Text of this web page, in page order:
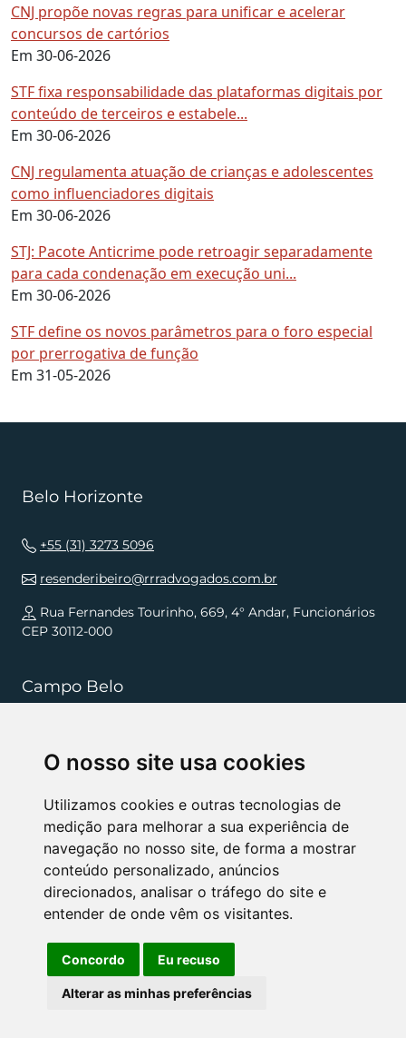
O nosso site usa cookies
Utilizamos cookies e outras tecnologias de
medição para melhorar a sua experiência de
navegação no nosso site, de forma a mostrar
conteúdo personalizado, anúncios
direcionados, analisar o tráfego do site e
entender de onde vêm os visitantes.
Concordo Eu recuso
Alterar as minhas preferências
CNJ propõe novas regras para unificar e acelerar
concursos de cartórios
Em 30-06-2026
STF fixa responsabilidade das plataformas digitais por
conteúdo de terceiros e estabele...
Em 30-06-2026
CNJ regulamenta atuação de crianças e adolescentes
como influenciadores digitais
Em 30-06-2026
STJ: Pacote Anticrime pode retroagir separadamente
para cada condenação em execução uni...
Em 30-06-2026
STF define os novos parâmetros para o foro especial
por prerrogativa de função
Em 31-05-2026
Belo Horizonte
+55 (31) 3273 5096
resenderibeiro@rrradvogados.com.br
Rua Fernandes Tourinho, 669, 4° Andar, Funcionários
CEP 30112-000
Campo Belo
resenderibeiro.cb@rrradvogados.com.br
Rua João Pinheiro, 181, , Centro CEP 37270-000
NÓS APOIAMOS